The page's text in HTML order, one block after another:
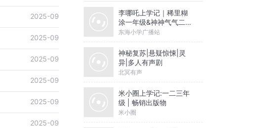
2025-09
2025-09
2025-09
2025-09
2025-09
2025-09
李哪吒上学记｜稀里糊
涂一年级&神神气气二年
级
东海小学广播站
神秘复苏|悬疑惊悚|灵
异|多人有声剧
北冥有声
米小圈上学记:一二三年
级 | 畅销出版物
米小圈